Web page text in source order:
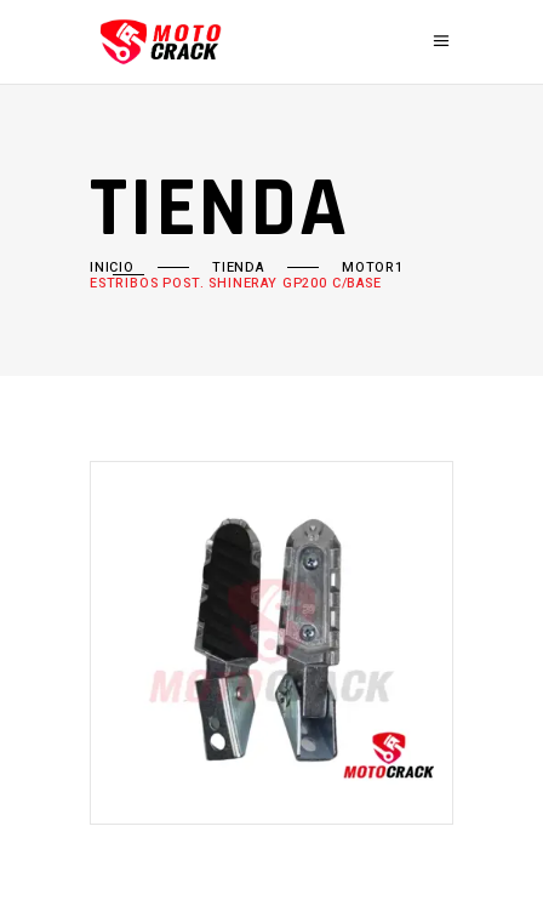
TIENDA
INICIO TIENDA MOTOR1
ESTRIBOS POST. SHINERAY GP200 C/BASE